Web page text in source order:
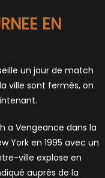
EN
un jour de match
ville sont fermés, on
a Vengeance dans la
York en 1995 avec un
ville explose en
auprès de la